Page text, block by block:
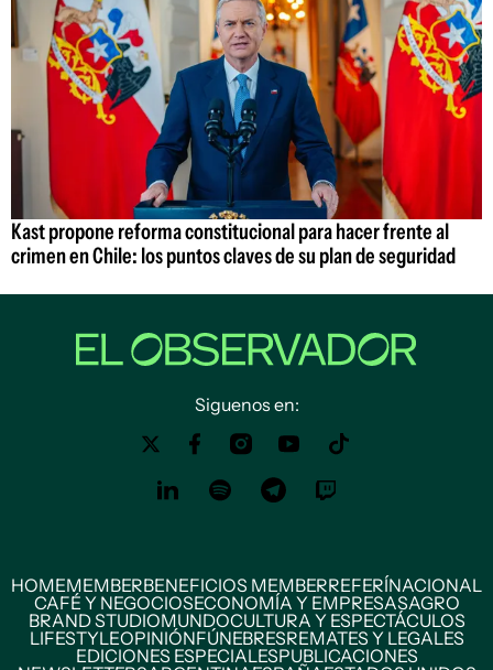
Kast propone reforma constitucional para hacer frente al
crimen en Chile: los puntos claves de su plan de seguridad
Siguenos en:
HOMEMEMBERBENEFICIOS MEMBERREFERÍNACIONAL
CAFÉ Y NEGOCIOSECONOMÍA Y EMPRESASAGRO
BRAND STUDIOMUNDOCULTURA Y ESPECTÁCULOS
LIFESTYLEOPINIÓNFÚNEBRESREMATES Y LEGALES
EDICIONES ESPECIALESPUBLICACIONES